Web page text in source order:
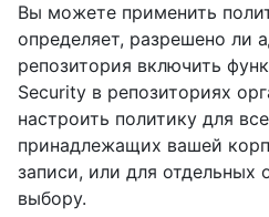
Вы можете применить
определяет, разрешено ли
репозитория включить
Security в репозиториях
настроить политику для
принадлежащих вашей
записи, или для отдельных
выбору.